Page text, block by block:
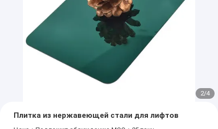
2/4
Плитка из нержавеющей стали для лифтов